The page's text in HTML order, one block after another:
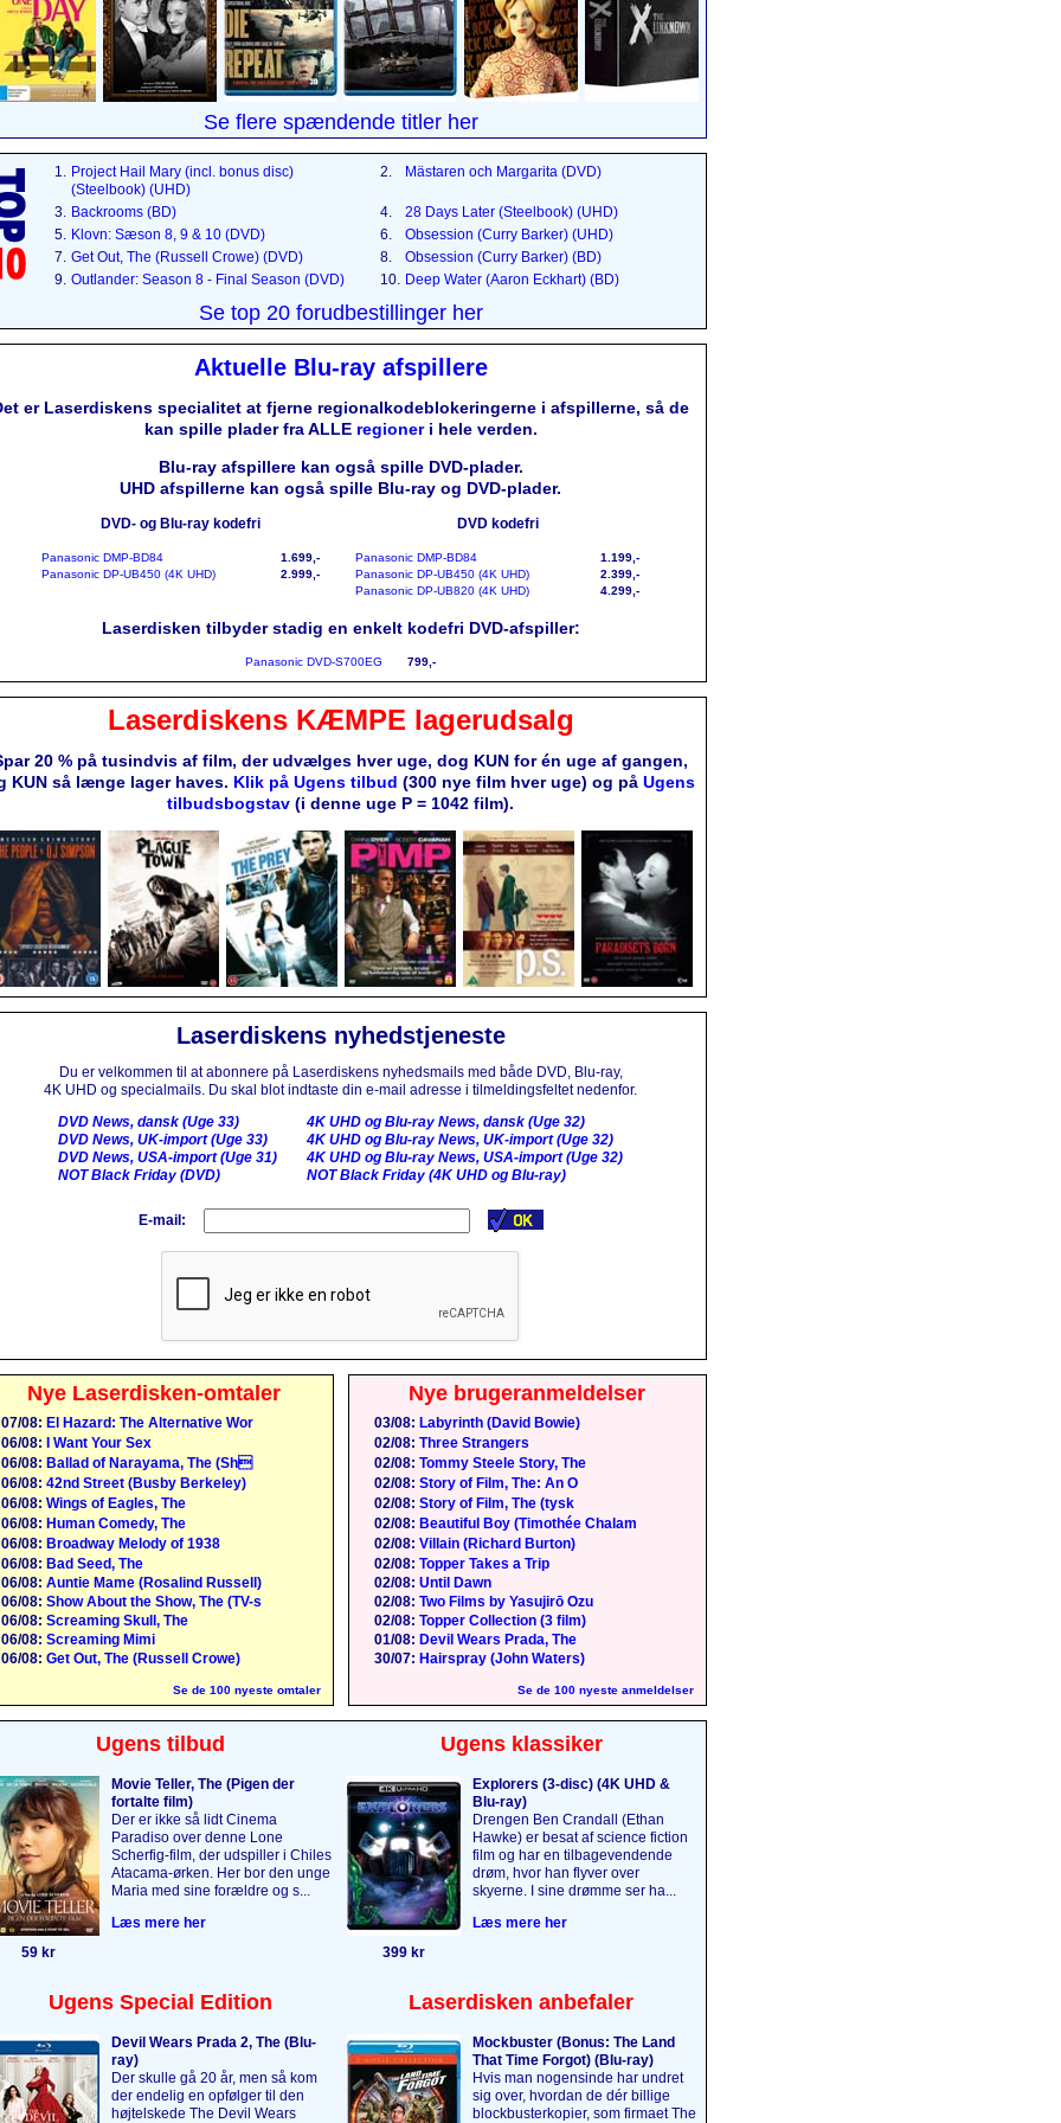
Se flere spændende titler her
1. Project Hail Mary (incl. bonus disc)
(Steelbook) (UHD)
2. Mästaren och Margarita (DVD)
3. Backrooms (BD) 4.
28 Days Later (Steelbook) (UHD)
5. Klovn: Sæson 8, 9 & 10 (DVD) 6.
Obsession (Curry Barker) (UHD)
7. Get Out, The (Russell Crowe) (DVD) 8.
Obsession (Curry Barker) (BD)
9. Outlander: Season 8 - Final Season (DVD) 10. Deep Water (Aaron Eckhart) (BD)
Se top 20 forudbestillinger her
Aktuelle Blu-ray afspillere
er Laserdiskens specialitet at fjerne regionalkodeblokeringerne i afspillerne, så de
kan spille plader fra ALLE regioneri hele verden.
Blu-ray afspillere kan også spille DVD-plader.
UHD afspillerne kan også spille Blu-ray og DVD-plader.
DVD- og Blu-ray kodefri DVD kodefri
Panasonic DMP-BD84 1.699,- Panasonic DMP-BD84
1.199,-
Panasonic DP-UB450 (4K UHD)
2.999,- Panasonic DP-UB450 (4K UHD)
2.399,-
Panasonic DP-UB820 (4K UHD)
4.299,-
Laserdisken tilbyder stadig en enkelt kodefri DVD-afspiller:
Panasonic DVD-S700EG 799,-
Laserdiskens KÆMPE lagerudsalg
20 % på tusindvis af film, der udvælges hver uge, dog KUN for én uge af gangen,
KUN så længe lager haves. Klik på Ugens tilbud (300 nye film hver uge) og på Ugens
tilbudsbogstav (i denne uge P = 1042 film).
Laserdiskens nyhedstjeneste
Du er velkommen til at abonnere på Laserdiskens nyhedsmails med både DVD, Blu-ray,
4K UHD og specialmails. Du skal blot indtaste din e-mail adresse i tilmeldingsfeltet nedenfor.
DVD News, dansk (Uge 33)
4K UHD og Blu-ray News, dansk (Uge 32)
DVD News, UK-import (Uge 33)
4K UHD og Blu-ray News, UK-import (Uge 32)
DVD News, USA-import (Uge 31)
4K UHD og Blu-ray News, USA-import (Uge 32)
NOT Black Friday (DVD)
NOT Black Friday (4K UHD og Blu-ray)
E-mail:
Nye Laserdisken-omtaler
07/08: El Hazard: The Alternative Wor
06/08: I Want Your Sex
06/08: Ballad of Narayama, The (Sh
06/08: 42nd Street (Busby Berkeley)
06/08: Wings of Eagles, The
06/08: Human Comedy, The
06/08: Broadway Melody of 1938
06/08: Bad Seed, The
06/08: Auntie Mame (Rosalind Russell)
06/08: Show About the Show, The (TV-s
06/08: Screaming Skull, The
06/08: Screaming Mimi
06/08: Get Out, The (Russell Crowe)
Se de 100 nyeste omtaler
Nye brugeranmeldelser
03/08: Labyrinth (David Bowie)
02/08: Three Strangers
02/08: Tommy Steele Story, The
02/08: Story of Film, The: An O
02/08: Story of Film, The (tysk
02/08: Beautiful Boy (Timothée Chalam
02/08: Villain (Richard Burton)
02/08: Topper Takes a Trip
02/08: Until Dawn
02/08: Two Films by Yasujirō Ozu
02/08: Topper Collection (3 film)
01/08: Devil Wears Prada, The
30/07: Hairspray (John Waters)
Se de 100 nyeste anmeldelser
Ugens tilbud
Movie Teller, The (Pigen der
fortalte film)
Der er ikke så lidt Cinema
Paradiso over denne Lone
Scherfig-film, der udspiller i Chiles
Atacama-ørken. Her bor den unge
Maria med sine forældre og s...
Læs mere her
59 kr
Ugens klassiker
Explorers (3-disc) (4K UHD &
Blu-ray)
Drengen Ben Crandall (Ethan
Hawke) er besat af science fiction
film og har en tilbagevendende
drøm, hvor han flyver over
skyerne. I sine drømme ser ha...
Læs mere her
399 kr
Ugens Special Edition
Devil Wears Prada 2, The (Blu-
ray)
Der skulle gå 20 år, men så kom
der endelig en opfølger til den
højtelskede The Devil Wears
Laserdisken anbefaler
Mockbuster (Bonus: The Land
That Time Forgot) (Blu-ray)
Hvis man nogensinde har undret
sig over, hvordan de dér billige
blockbusterkopier, som firmaet The